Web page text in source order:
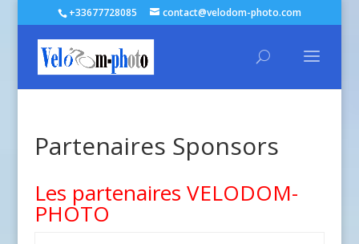
+33677728085 contact@velodom-photo.com
Partenaires Sponsors
Les partenaires VELODOM-
PHOTO